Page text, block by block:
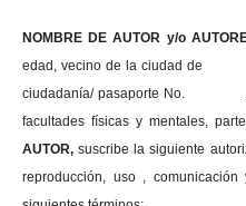
NOMBRE DE AUTOR y/o
edad, vecino de la ciudad
ciudadanía/ pasaporte
facultades físicas y mentales,
AUTOR,suscribe la siguiente
reproducción, uso ,